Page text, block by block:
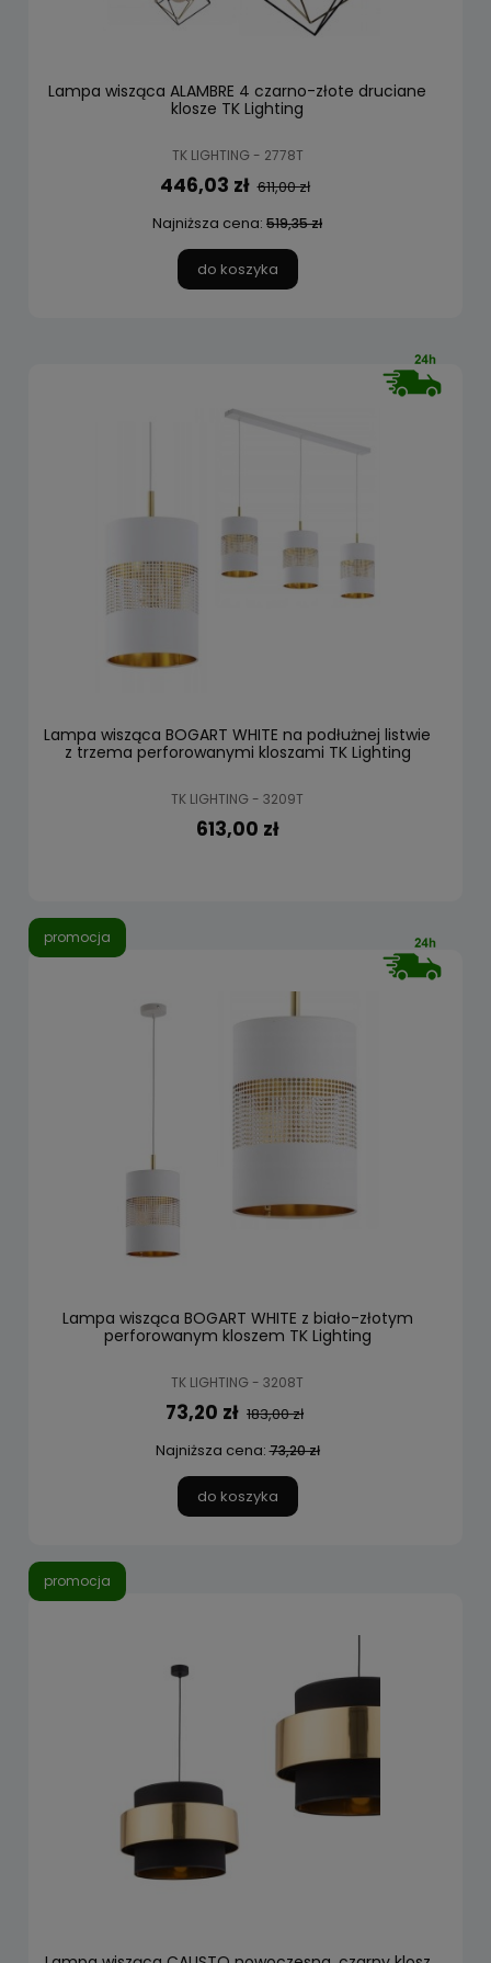
Lampa wisząca ALAMBRE 4 czarno-złote druciane
klosze TK Lighting
TK LIGHTING - 2778T
446,03 zł 611,00 zł
Najniższa cena: 519,35 zł
do koszyka
Lampa wisząca BOGART WHITE na podłużnej listwie
z trzema perforowanymi kloszami TK Lighting
TK LIGHTING - 3209T
613,00 zł
Lampa wisząca BOGART WHITE z biało-złotym
perforowanym kloszem TK Lighting
TK LIGHTING - 3208T
73,20 zł 183,00 zł
Najniższa cena:73,20 zł
do koszyka
promocja
promocja